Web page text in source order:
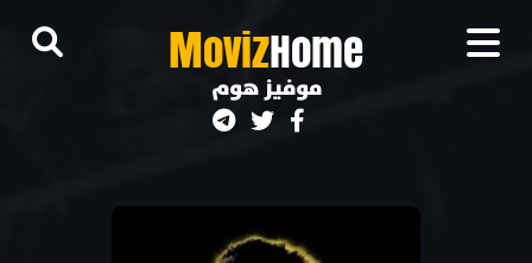
MovizHome
موفيز هوم